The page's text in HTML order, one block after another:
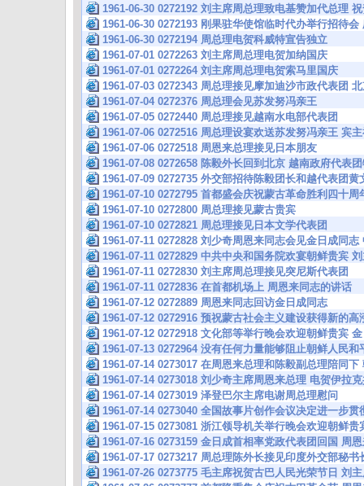
1961-06-30 0272192 刘主席周总理致电基赞加代总理
1961-06-30 0272193 刚果驻华使馆临时代办举行招待
1961-06-30 0272194 周总理电贺科威特宣告独立
1961-07-01 0272263 刘主席周总理电贺加纳国庆
1961-07-01 0272264 刘主席周总理电贺索马里国庆
1961-07-03 0272343 周总理接见摩加迪沙市政代表团
1961-07-04 0272376 周总理会见苏发努冯亲王
1961-07-05 0272440 周总理接见越南水电部代表团
1961-07-06 0272516 周总理设宴欢送苏发努冯亲王 宾
1961-07-06 0272518 周恩来总理接见日本朋友
1961-07-08 0272658 陈毅外长回到北京 越南政府代表
1961-07-09 0272735 外交部招待陈毅团长和越代表团
1961-07-10 0272795 首都盛会庆祝蒙古革命胜利四十
1961-07-10 0272800 周总理接见蒙古贵宾
1961-07-10 0272821 周总理接见日本文学代表团
1961-07-11 0272828 刘少奇周恩来同志会见金日成同
1961-07-11 0272829 中共中央和国务院欢宴朝鲜贵宾
1961-07-11 0272830 刘主席周总理接见突尼斯代表团
1961-07-11 0272836 在首都机场上 周恩来同志的讲话
1961-07-12 0272889 周恩来同志回访金日成同志
1961-07-12 0272916 预祝蒙古社会主义建设获得新的
1961-07-12 0272918 文化部等举行晚会欢迎朝鲜贵宾
1961-07-13 0272964 没有任何力量能够阻止朝鲜人民
1961-07-14 0273017 在周恩来总理和陈毅副总理陪同
1961-07-14 0273018 刘少奇主席周恩来总理 电贺伊拉
1961-07-14 0273019 泽登巴尔主席电谢周总理慰问
1961-07-14 0273040 全国故事片创作会议决定进一步
1961-07-15 0273081 浙江领导机关举行晚会欢迎朝鲜
1961-07-16 0273159 金日成首相率党政代表团回国 周
1961-07-17 0273217 周总理陈外长接见印度外交部秘书
1961-07-26 0273775 毛主席祝贺古巴人民光荣节日 刘